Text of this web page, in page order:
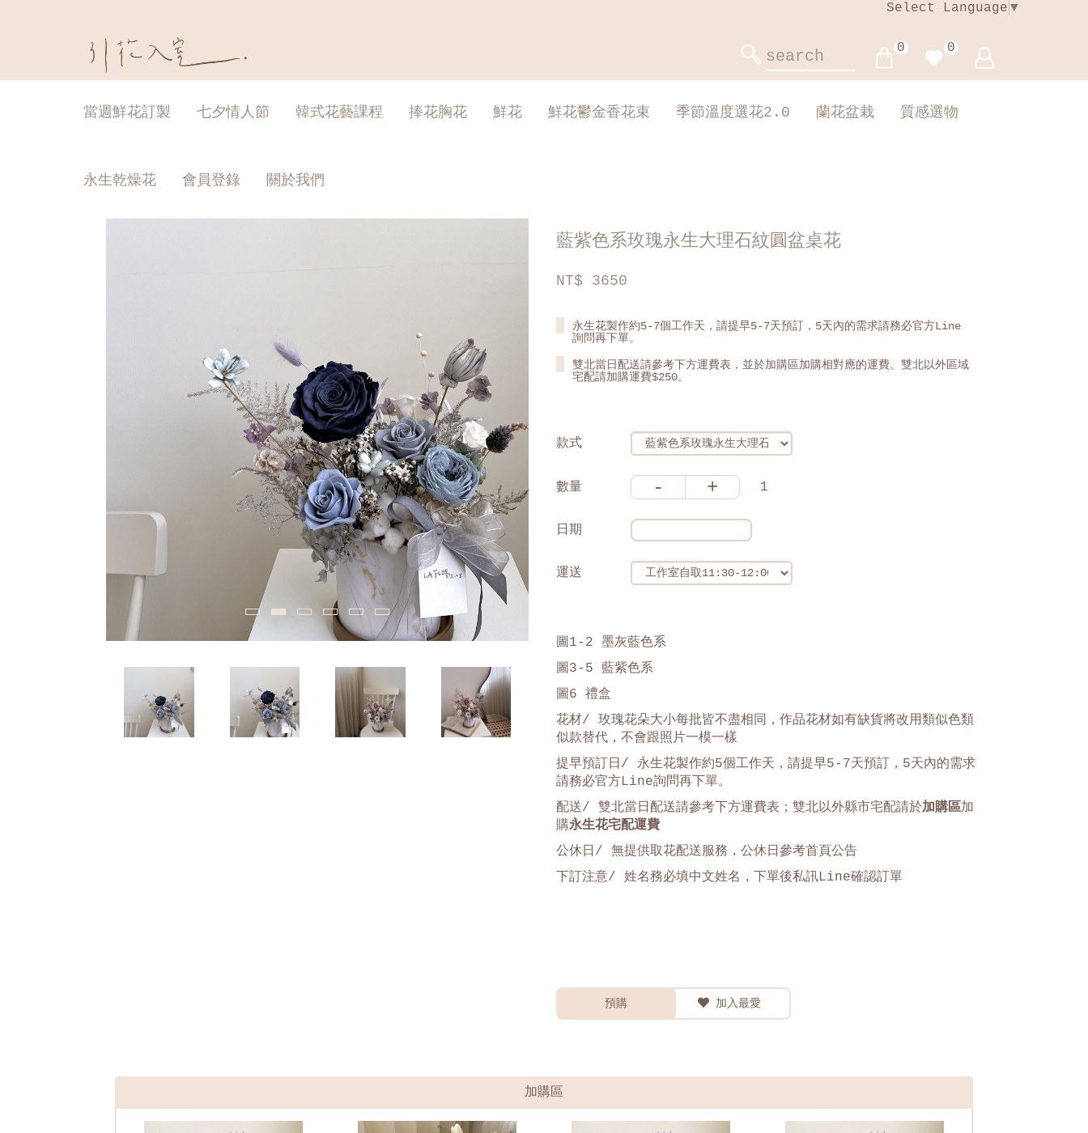
0 0
Select Language ▼
當週鮮花訂製 七夕情人節 韓式花藝課程 捧花胸花 鮮花 鮮花鬱金香花束 季節溫度選花2.0 蘭花盆栽 質感選物
永生乾燥花 會員登錄 關於我們
藍紫色系玫瑰永生大理石紋圓盆桌花
NT$ 3650
永生花製作約5-7個工作天，請提早5-7天預訂，5天內的需求請務必官方Line
詢問再下單。
雙北當日配送請參考下方運費表，並於加購區加購相對應的運費。雙北以外區域
宅配請加購運費$250。
款式
數量 - + 1
日期
運送
圖1-2 墨灰藍色系
圖3-5 藍紫色系
圖6 禮盒
花材/ 玫瑰花朵大小每批皆不盡相同，作品花材如有缺貨將改用類似色類
似款替代，不會跟照片一模一樣
提早預訂日/ 永生花製作約5個工作天，請提早5-7天預訂，5天內的需求
請務必官方Line詢問再下單。
配送/ 雙北當日配送請參考下方運費表；雙北以外縣市宅配請於加購區加
購永生花宅配運費
公休日/ 無提供取花配送服務，公休日參考首頁公告
下訂注意/ 姓名務必填中文姓名，下單後私訊Line確認訂單
預購 加入最愛
加購區